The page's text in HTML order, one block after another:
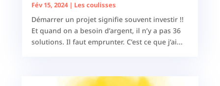
Fév 15, 2024| Les coulisses
Démarrer un projet signifie souvent investir !!
Et quand on a besoin d’argent, il n’y a pas 36
solutions. Il faut emprunter. C’est ce que j’ai...